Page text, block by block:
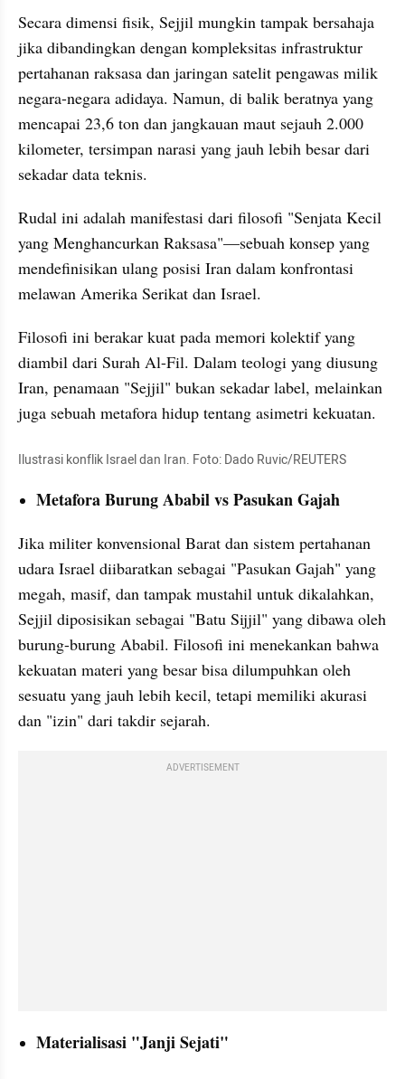
Secara dimensi fisik, Sejjil mungkin tampak bersahaja
jika dibandingkan dengan kompleksitas infrastruktur
pertahanan raksasa dan jaringan satelit pengawas milik
negara-negara adidaya. Namun, di balik beratnya yang
mencapai 23,6 ton dan jangkauan maut sejauh 2.000
kilometer, tersimpan narasi yang jauh lebih besar dari
sekadar data teknis.
Rudal ini adalah manifestasi dari filosofi "Senjata Kecil
yang Menghancurkan Raksasa"—sebuah konsep yang
mendefinisikan ulang posisi Iran dalam konfrontasi
melawan Amerika Serikat dan Israel.
Filosofi ini berakar kuat pada memori kolektif yang
diambil dari Surah Al-Fil. Dalam teologi yang diusung
Iran, penamaan "Sejjil" bukan sekadar label, melainkan
juga sebuah metafora hidup tentang asimetri kekuatan.
Ilustrasi konflik Israel dan Iran. Foto: Dado Ruvic/REUTERS
Metafora Burung Ababil vs Pasukan Gajah
Jika militer konvensional Barat dan sistem pertahanan
udara Israel diibaratkan sebagai "Pasukan Gajah" yang
megah, masif, dan tampak mustahil untuk dikalahkan,
Sejjil diposisikan sebagai "Batu Sijjil" yang dibawa oleh
burung-burung Ababil. Filosofi ini menekankan bahwa
kekuatan materi yang besar bisa dilumpuhkan oleh
sesuatu yang jauh lebih kecil, tetapi memiliki akurasi
dan "izin" dari takdir sejarah.
ADVERTISEMENT
Materialisasi "Janji Sejati"